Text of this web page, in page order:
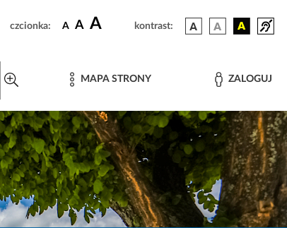
czcionka: A A A kontrast:
MAPA STRONY ZALOGUJ